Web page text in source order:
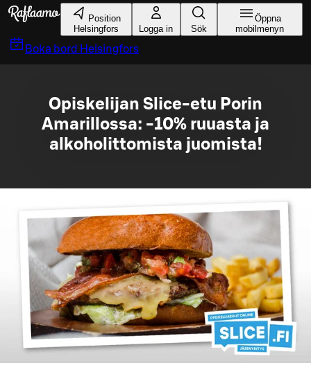
Gå till huvudinnehållet
Position
Helsingfors
Logga in Sök
Öppna
mobilmenyn
Boka bord Helsingfors
Opiskelijan Slice-etu Porin
Amarillossa: -10% ruuasta ja
alkoholittomista juomista!